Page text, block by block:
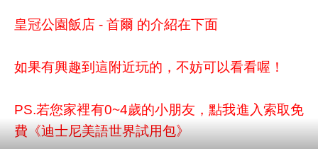
皇冠公園飯店 - 首爾 的介紹在下面
如果有興趣到這附近玩的，不妨可以看看喔！
PS.若您家裡有0~4歲的小朋友，點我進入索取免
費《迪士尼美語世界試用包》